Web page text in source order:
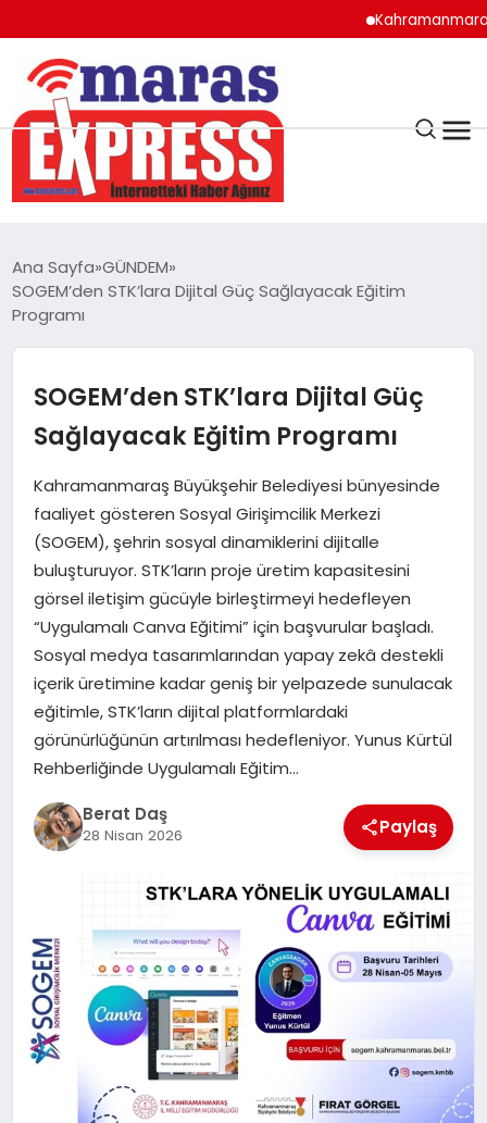
Kahramanmaraş’ta
K.MARAŞ
ANDIRIN
AFŞİN
BİZE ULAŞIN
GÖKSUN
TÜRKOĞLU
PAZARCIK
KÜNYE
NURHAK
Ana Sayfa GÜNDEM
SOGEM’den STK’lara Dijital Güç Sağlayacak Eğitim
Programı
SOGEM’den STK’lara Dijital Güç
Sağlayacak Eğitim Programı
Kahramanmaraş Büyükşehir Belediyesi bünyesinde
faaliyet gösteren Sosyal Girişimcilik Merkezi
(SOGEM), şehrin sosyal dinamiklerini dijitalle
buluşturuyor. STK’ların proje üretim kapasitesini
görsel iletişim gücüyle birleştirmeyi hedefleyen
“Uygulamalı Canva Eğitimi” için başvurular başladı.
Sosyal medya tasarımlarından yapay zekâ destekli
içerik üretimine kadar geniş bir yelpazede sunulacak
eğitimle, STK’ların dijital platformlardaki
görünürlüğünün artırılması hedefleniyor. Yunus Kürtül
Rehberliğinde Uygulamalı Eğitim…
Berat Daş
28 Nisan 2026 Paylaş